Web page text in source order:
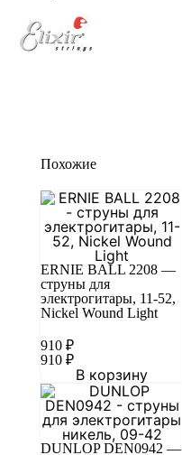
Похожие
ERNIE BALL 2208 —
струны для
электрогитары, 11-52,
Nickel Wound Light
910 ₽
910 ₽
В корзину
DUNLOP DEN0942 —